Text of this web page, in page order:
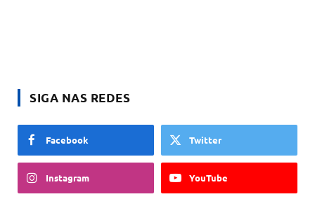
SIGA NAS REDES
Facebook Twitter
Instagram YouTube